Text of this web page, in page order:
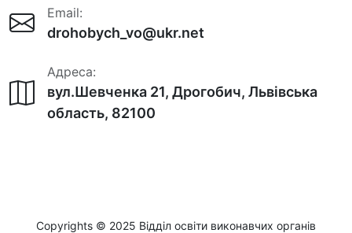
Email:
drohobych_vo@ukr.net
Адреса:
вул.Шевченка 21, Дрогобич, Львівська
область, 82100
Copyrights © 2025 Відділ освіти виконавчих органів